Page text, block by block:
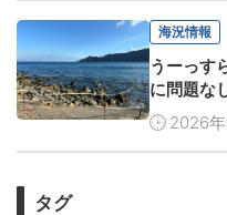
海況情報
うーっす
に問題な
2026
タグ